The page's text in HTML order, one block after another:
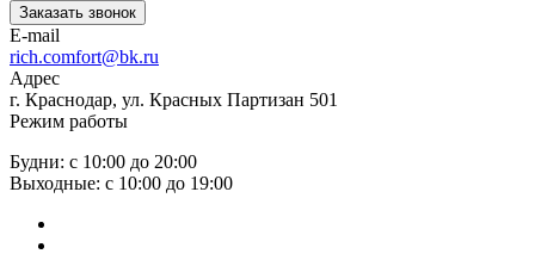
Заказать звонок
E-mail
rich.comfort@bk.ru
Адрес
г. Краснодар, ул. Красных Партизан 501
Режим работы
Будни: с 10:00 до 20:00
Выходные: с 10:00 до 19:00